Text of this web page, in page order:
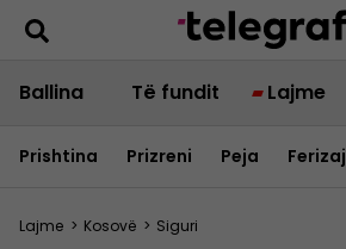
Ballina Të fundit Lajme
Prishtina Prizreni Peja Ferizaj
Lajme > Kosovë > Siguri